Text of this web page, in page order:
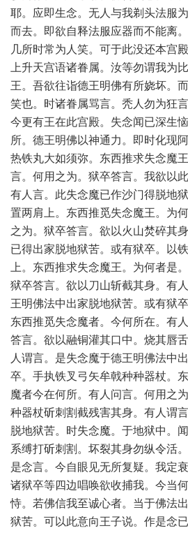
耶。应即生念。无人与我剃头法服
而去。即欲自释法服应器而不能离
几所时常为人笑。可于此没还本宫
上升天宫语诸眷属。汝等勿谓我为
王。吾欲往诣德王明佛有所娆坏。
笑也。时诸眷属骂言。秃人勿为狂
今更有王在此宫殿。失念闻已深生
所。德王明佛以神通力。即时化现
热铁丸大如须弥。东西推求失念魔
言。何用之为。狱卒答言。我欲以
有人言。此失念魔已作沙门得脱地
置两肩上。东西推觅失念魔王。为
之为。狱卒答言。欲以火山焚碎其
已得出家脱地狱苦。或有狱卒。以
上。东西推求失念魔王。为何者是
狱卒答言。欲以刀山斩截其身。有
王明佛法中出家脱地狱苦。或有狱
东西推觅失念魔者。今何所在。有
答言。欲以融铜灌其口中。烧其唇
人谓言。是失念魔于德王明佛法中
卒。手执铁叉弓矢牟戟种种器杖。
魔者今在何所。有人问言。何用之
种器杖斫刺割截残害其身。有人谓
脱地狱苦。时失念魔。于地狱中。
系缚打斫刺割。坏裂其身勿纵令活
是念言。今自眼见无所复疑。我定
诸狱卒等四边唱唤欲收捕我。今当
恃。若佛信我至诚心者。当于佛法
狱苦。可以此意向王子说。作是念